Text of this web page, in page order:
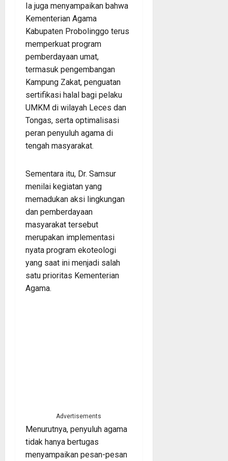
Ia juga menyampaikan bahwa
Kementerian Agama
Kabupaten Probolinggo terus
memperkuat program
pemberdayaan umat,
termasuk pengembangan
Kampung Zakat, penguatan
sertifikasi halal bagi pelaku
UMKM di wilayah Leces dan
Tongas, serta optimalisasi
peran penyuluh agama di
tengah masyarakat.
Sementara itu, Dr. Samsur
menilai kegiatan yang
memadukan aksi lingkungan
dan pemberdayaan
masyarakat tersebut
merupakan implementasi
nyata program ekoteologi
yang saat ini menjadi salah
satu prioritas Kementerian
Agama.
Advertisements
Menurutnya, penyuluh agama
tidak hanya bertugas
menyampaikan pesan-pesan